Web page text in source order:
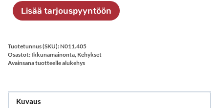
mm,
ripustettava
Lisää tarjouspyyntöön
Tuotetunnus (SKU): N011.405
Osastot: Ikkunamainonta Kehykset
Avainsana tuotteellealukehys
Kuvaus